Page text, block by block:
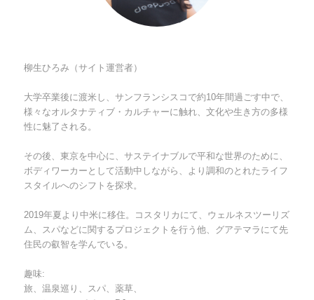
柳生ひろみ（サイト運営者）
大学卒業後に渡米し、サンフランシスコで約10年間過ごす中で、
様々なオルタナティブ・カルチャーに触れ、文化や生き方の多様
性に魅了される。
その後、東京を中心に、サステイナブルで平和な世界のために、
ボディワーカーとして活動中しながら、より調和のとれたライフ
スタイルへのシフトを探求。
2019年夏より中米に移住。コスタリカにて、ウェルネスツーリズ
ム、スパなどに関するプロジェクトを行う他、グアテマラにて先
住民の叡智を学んでいる。
趣味:
旅、温泉巡り、スパ、薬草、